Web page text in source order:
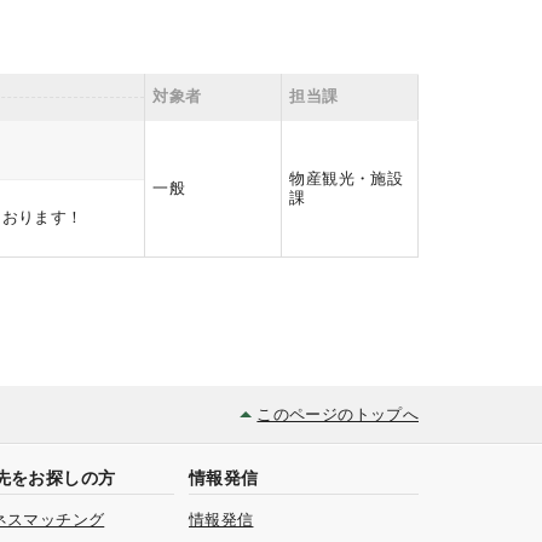
対象者 担当課
一般
物産観光・施設
課
ります！
このページのトップへ
をお探しの方
スマッチング
情報発信
情報発信